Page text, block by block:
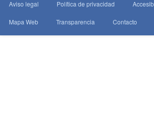
Aviso legal Política de privacidad
Mapa Web Transparencia Contacto